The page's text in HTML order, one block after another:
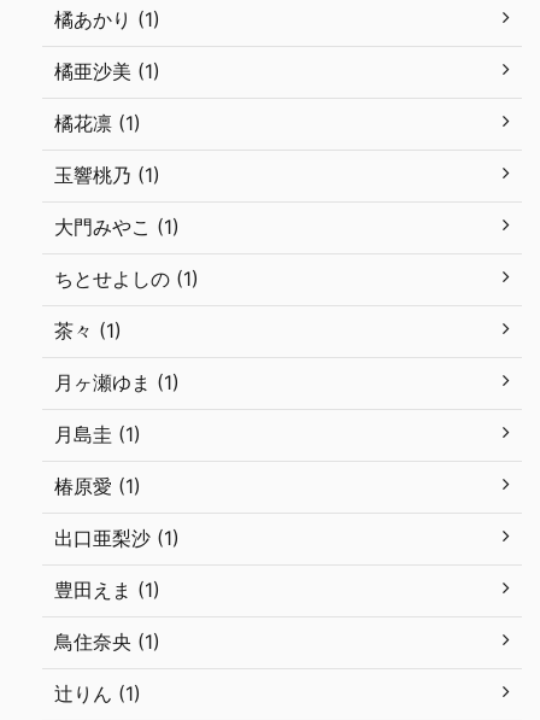
橘あかり (1)
橘亜沙美 (1)
橘花凛 (1)
玉響桃乃 (1)
大門みやこ (1)
ちとせよしの (1)
茶々 (1)
月ヶ瀬ゆま (1)
月島圭 (1)
椿原愛 (1)
出口亜梨沙 (1)
豊田えま (1)
鳥住奈央 (1)
辻りん (1)